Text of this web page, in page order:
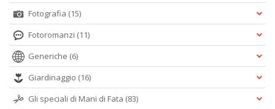
Fotografia (15)
Fotoromanzi (11)
Generiche (6)
Giardinaggio (16)
Gli speciali di Mani di Fata (83)